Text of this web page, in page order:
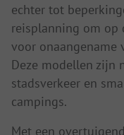
echter tot
reisplanning om op
voor onaangename
Deze modellen zijn
stadsverkeer en
campings.
Met een